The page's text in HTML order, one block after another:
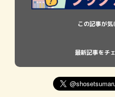
この記事が気
最新記事をチ